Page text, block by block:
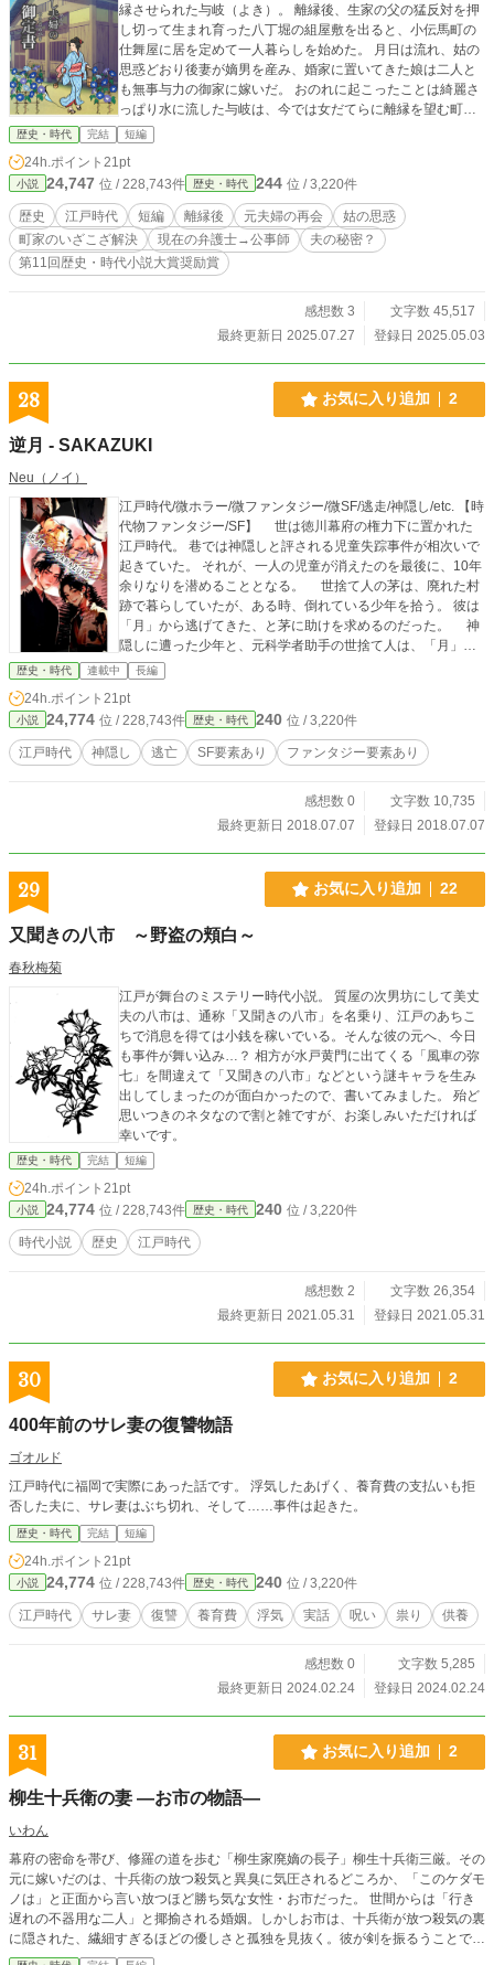
縁させられた与岐（よき）。 離縁後、生家の父の猛反対を押
し切って生まれ育った八丁堀の組屋敷を出ると、小伝馬町の
仕舞屋に居を定めて一人暮らしを始めた。 月日は流れ、姑の
思惑どおり後妻が嫡男を産み、婚家に置いてきた娘は二人と
も無事与力の御家に嫁いだ。 おのれに起こったことは綺麗さ
っぱり水に流した与岐は、今では女だてらに離縁を望む町家
の女房たちの代わりに亭主どもから去り状（三行半）をもぎ
取るなどをする「公事師（くじし）」の生業（なりわい）を
して生計を立てていた。 されどもある日突然、与岐の仕舞屋
にとっくの昔に離縁したはずの元夫・又十蔵が転がり込んで
きて—— ※「今宵は遣らずの雨」「大江戸ロミオ&ジュリエ
ット」「大江戸シンデレラ」「大江戸の番人 〜吉原髪切り捕
物帖〜」にうっすらと関連したお話ですが単独でお読みいた
だけます。
歴史・時代 完結 短編
24h.ポイント 21pt
小説 24,747 位 / 228,743件 歴史・時代 244 位 / 3,220件
歴史 江戸時代 短編 離縁後 元夫婦の再会
姑の思惑
町家のいざこざ解決
現在の弁護士→公事師
夫の秘密？
第11回歴史・時代小説大賞奨励賞
感想数 3
文字数 45,517
最終更新日 2025.07.27
登録日 2025.05.03
28 お気に入り追加 2
逆月 - SAKAZUKI
Neu（ノイ）
江戸時代/微ホラー/微ファンタジー/微SF/逃走/神隠し/etc. 【時
代物ファンタジー/SF】 世は徳川幕府の権力下に置かれた
江戸時代。 巷では神隠しと評される児童失踪事件が相次いで
起きていた。 それが、一人の児童が消えたのを最後に、10年
余りなりを潜めることとなる。 世捨て人の茅は、廃れた村
跡で暮らしていたが、ある時、倒れている少年を拾う。 彼は
「月」から逃げてきた、と茅に助けを求めるのだった。 神
隠しに遭った少年と、元科学者助手の世捨て人は、「月」の
正体を暴いていくこととなる。 ＊不定期更新。 此方の作品
は、作者の妄想によるフィクションであり、実際のものとは
一切の関係も御座いません。 方言に尽きましては、明確に何
処のものとは決まっておらず、作者が適当に方言ぽい感じを
出しているだけです。ご了承下さいませ。 以上のことご理解
頂けたらと思います。
歴史・時代 連載中 長編
24h.ポイント 21pt
小説 24,774 位 / 228,743件 歴史・時代 240 位 / 3,220件
江戸時代 神隠し 逃亡 SF要素あり ファンタジー要素あり
感想数 0
文字数 10,735
最終更新日 2018.07.07
登録日 2018.07.07
29 お気に入り追加 22
又聞きの八市 ～野盗の頬白～
春秋梅菊
江戸が舞台のミステリー時代小説。 質屋の次男坊にして美丈
夫の八市は、通称「又聞きの八市」を名乗り、江戸のあちこ
ちで消息を得ては小銭を稼いでいる。そんな彼の元へ、今日
も事件が舞い込み…？ 相方が水戸黄門に出てくる「風車の弥
七」を間違えて「又聞きの八市」などという謎キャラを生み
出してしまったのが面白かったので、書いてみました。 殆ど
思いつきのネタなので割と雑ですが、お楽しみいただければ
幸いです。
歴史・時代 完結 短編
24h.ポイント 21pt
小説 24,774 位 / 228,743件 歴史・時代 240 位 / 3,220件
時代小説 歴史 江戸時代
感想数 2
文字数 26,354
最終更新日 2021.05.31
登録日 2021.05.31
30 お気に入り追加 2
400年前のサレ妻の復讐物語
ゴオルド
江戸時代に福岡で実際にあった話です。 浮気したあげく、養育費の支払いも拒
否した夫に、サレ妻はぶち切れ、そして……事件は起きた。
歴史・時代 完結 短編
24h.ポイント 21pt
小説 24,774 位 / 228,743件 歴史・時代 240 位 / 3,220件
江戸時代 サレ妻 復讐 養育費 浮気 実話 呪い 祟り 供養
感想数 0
文字数 5,285
最終更新日 2024.02.24
登録日 2024.02.24
31 お気に入り追加 2
柳生十兵衛の妻 ―お市の物語―
いわん
幕府の密命を帯び、修羅の道を歩む「柳生家廃嫡の長子」柳生十兵衛三厳。その
元に嫁いだのは、十兵衛の放つ殺気と異臭に気圧されるどころか、「このケダモ
ノは」と正面から言い放つほど勝ち気な女性・お市だった。 世間からは「行き
遅れの不器用な二人」と揶揄される婚姻。しかしお市は、十兵衛が放つ殺気の裏
に隠された、繊細すぎるほどの優しさと孤独を見抜く。彼が剣を振るうことでし
か平和を守れない苦悩を知ったとき、お市は誓う――「この人を助けるのが、私